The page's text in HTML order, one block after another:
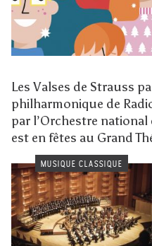
Les Valses de Strauss
philharmonique de
par l’Orchestre
est en fêtes au Grand
MUSIQUE CLASSIQUE